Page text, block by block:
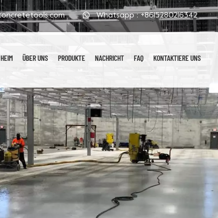
Whatsapp :+8615280216342
HEIM ÜBER UNS PRODUKTE NACHRICHT FAQ KONTAKTIERE UNS